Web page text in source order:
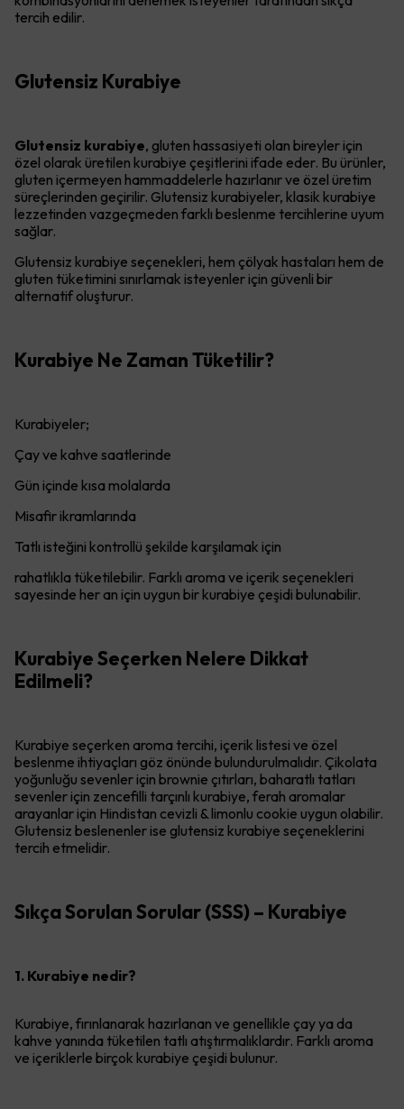
tercih edilir.
Glutensiz Kurabiye
Glutensiz kurabiye, gluten hassasiyeti olan bireyler için
özel olarak üretilen kurabiye çeşitlerini ifade eder. Bu ürünler,
gluten içermeyen hammaddelerle hazırlanır ve özel üretim
süreçlerinden geçirilir. Glutensiz kurabiyeler, klasik kurabiye
lezzetinden vazgeçmeden farklı beslenme tercihlerine uyum
sağlar.
Glutensiz kurabiye seçenekleri, hem çölyak hastaları hem de
gluten tüketimini sınırlamak isteyenler için güvenli bir
alternatif oluşturur.
Kurabiye Ne Zaman Tüketilir?
Kurabiyeler;
Çay ve kahve saatlerinde
Gün içinde kısa molalarda
Misafir ikramlarında
Tatlı isteğini kontrollü şekilde karşılamak için
rahatlıkla tüketilebilir. Farklı aroma ve içerik seçenekleri
sayesinde her an için uygun bir kurabiye çeşidi bulunabilir.
Kurabiye Seçerken Nelere Dikkat
Edilmeli?
Kurabiye seçerken aroma tercihi, içerik listesi ve özel
beslenme ihtiyaçları göz önünde bulundurulmalıdır. Çikolata
yoğunluğu sevenler için brownie çıtırları, baharatlı tatları
sevenler için zencefilli tarçınlı kurabiye, ferah aromalar
arayanlar için Hindistan cevizli & limonlu cookie uygun olabilir.
Glutensiz beslenenler ise glutensiz kurabiye seçeneklerini
tercih etmelidir.
Sıkça Sorulan Sorular (SSS) – Kurabiye
1. Kurabiye nedir?
Kurabiye, fırınlanarak hazırlanan ve genellikle çay ya da
kahve yanında tüketilen tatlı atıştırmalıklardır. Farklı aroma
ve içeriklerle birçok kurabiye çeşidi bulunur.